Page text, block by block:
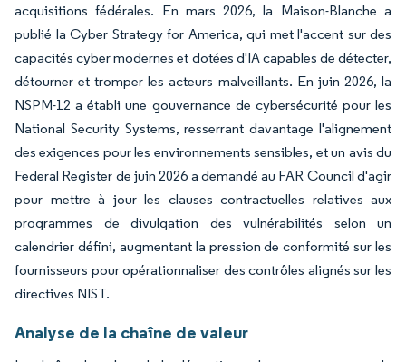
acquisitions fédérales. En mars 2026, la Maison-Blanche a
publié la Cyber Strategy for America, qui met l'accent sur des
capacités cyber modernes et dotées d'IA capables de détecter,
détourner et tromper les acteurs malveillants. En juin 2026, la
NSPM-12 a établi une gouvernance de cybersécurité pour les
National Security Systems, resserrant davantage l'alignement
des exigences pour les environnements sensibles, et un avis du
Federal Register de juin 2026 a demandé au FAR Council d'agir
pour mettre à jour les clauses contractuelles relatives aux
programmes de divulgation des vulnérabilités selon un
calendrier défini, augmentant la pression de conformité sur les
fournisseurs pour opérationnaliser des contrôles alignés sur les
directives NIST.
Analyse de la chaîne de valeur